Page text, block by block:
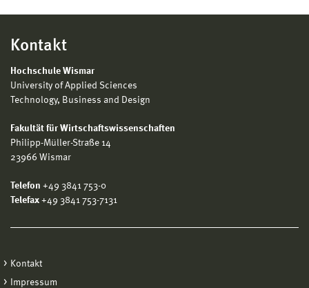
Kontakt
Hochschule Wismar
University of Applied Sciences
Technology, Business and Design
Fakultät für Wirtschaftswissenschaften
Philipp-Müller-Straße 14
23966 Wismar
Telefon +49 3841 753-0
Telefax +49 3841 753-7131
Kontakt
Impressum